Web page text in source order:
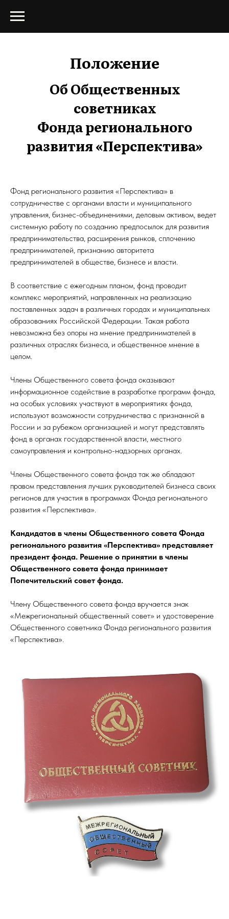
Положение
Об Общественных
советниках
Фонда регионального
развития «Перспектива»
Фонд регионального развития «Перспектива» в
сотрудничестве с органами власти и муниципального
управления, бизнес-объединениями, деловым активом, ведет
системную работу по созданию предпосылок для развития
предпринимательства, расширения рынков, сплочению
предпринимателей, признанию авторитета
предпринимателей в обществе, бизнесе и власти.
В соответствие с ежегодным планом, фонд проводит
комплекс мероприятий, направленных на реализацию
поставленных задач в различных городах и муниципальных
образованиях Российской Федерации. Такая работа
невозможна без опоры на мнение предпринимателей в
различных отраслях бизнеса, и общественное мнение в
целом.
Члены Общественного совета фонда оказывают
информационное содействие в разработке программ фонда,
на особых условиях участвуют в мероприятиях фонда,
используют возможности сотрудничества с признанной в
России и за рубежом организацией и могут представлять
фонд в органах государственной власти, местного
самоуправления и контрольно-надзорных органах.
Члены Общественного совета фонда так же обладают
правом представления лучших руководителей бизнеса своих
регионов для участия в программах Фонда регионального
развития «Перспектива».
Кандидатов в члены Общественного совета Фонда
регионального развития «Перспектива» представляет
президент фонда. Решение о принятии в члены
Общественного совета фонда принимает
Попечительский совет фонда.
Члену Общественного совета фонда вручается знак
«Межрегиональный общественный совет» и удостоверение
Общественного советника Фонда регионального развития
«Перспектива».